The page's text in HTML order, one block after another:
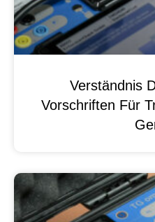
Verständnis
Vorschriften Für